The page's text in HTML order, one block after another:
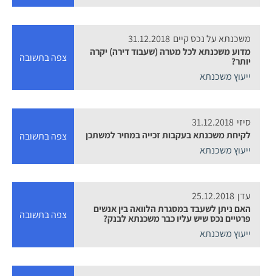
משכנתא על נכס קיים 31.12.2018
מדוע משכנתא לכל מטרה (שעבוד דירה) יקרה
יותר?
ייעוץ משכנתא
צפה בתשובה
סיזי 31.12.2018
לקיחת משכנתא בעקבות זכייה במחיר למשתכן
ייעוץ משכנתא
צפה בתשובה
עדן 25.12.2018
האם ניתן לשעבד במסגרת הלוואה בין אנשים
פרטיים נכס שיש עליו כבר משכנתא לבנק?
ייעוץ משכנתא
צפה בתשובה